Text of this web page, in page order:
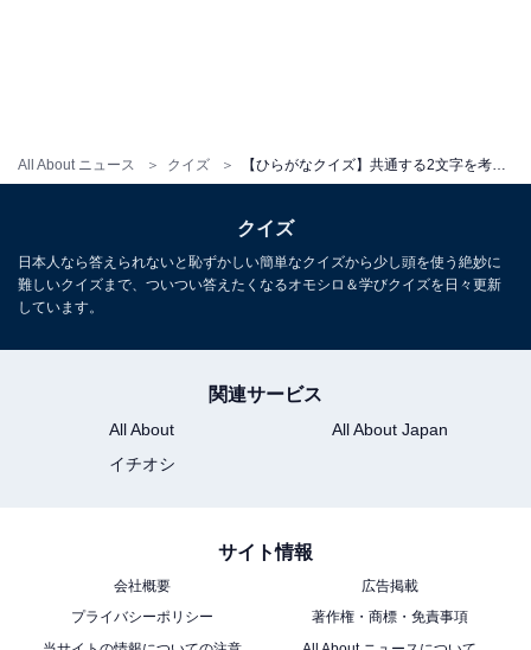
All About ニュース クイズ 【ひらがなクイズ】共通する2文字を考えよう！ ヒントは歴史的な場所や謙虚な態度
クイズ
日本人なら答えられないと恥ずかしい簡単なクイズから少し頭を使う絶妙に
難しいクイズまで、ついつい答えたくなるオモシロ＆学びクイズを日々更新
しています。
関連サービス
All About
All About Japan
イチオシ
サイト情報
会社概要
広告掲載
プライバシーポリシー
著作権・商標・免責事項